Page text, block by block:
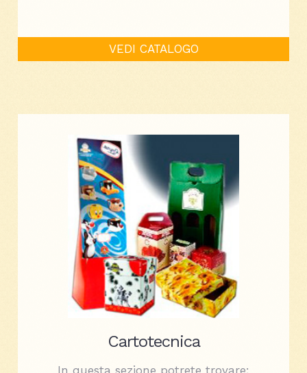
VEDI CATALOGO
Cartotecnica